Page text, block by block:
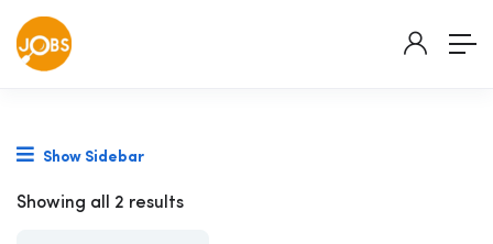
Show Sidebar
Showing all 2 results